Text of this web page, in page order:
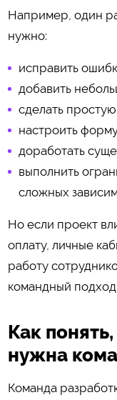
Например, один
нужно:
исправить
добавить
сделать
настроить
доработать
выполнить
сложных
Но если проект
оплату, личные
работу
командный
Как
нужна
Команда